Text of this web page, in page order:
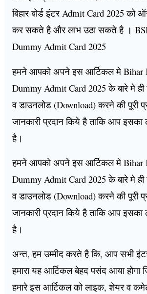
बिहार बोर्ड इंटर Admit Card 2025 को
कर सकते है और लाभ उठा सकते है ।
Dummy Admit Card 2025
हमने आपको अपने इस आर्टिकल मे Bihar
Dummy Admit Card 2025 के बारे मे
व डाउनलोड (Download) करने की पूरी
जानकारी प्रदान किये है ताकि आप
है।
हमने आपको अपने इस आर्टिकल मे Bihar
Dummy Admit Card 2025 के बारे मे
व डाउनलोड (Download) करने की पूरी
जानकारी प्रदान किये है ताकि आप
है।
अन्त, हम उम्मीद करते है कि, आप सभी इंटर
हमारा यह आर्टिकल बेहद पसंद आया
हमारे इस आर्टिकल को लाइक, शेयर व